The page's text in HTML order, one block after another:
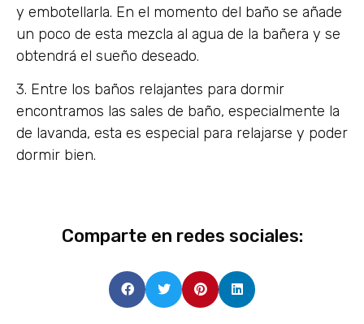
y embotellarla. En el momento del baño se añade
un poco de esta mezcla al agua de la bañera y se
obtendrá el sueño deseado.
3. Entre los baños relajantes para dormir
encontramos las sales de baño, especialmente la
de lavanda, esta es especial para relajarse y poder
dormir bien.
Comparte en redes sociales: